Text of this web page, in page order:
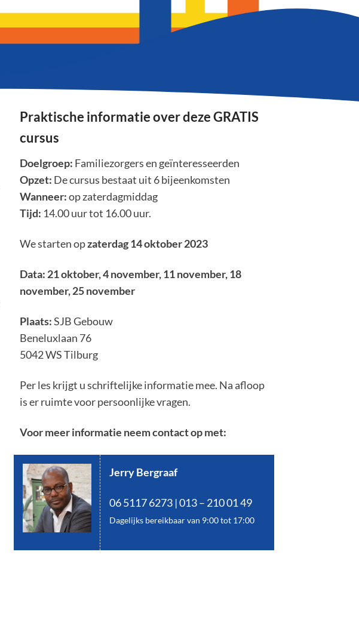
Praktische informatie over deze GRATIS
cursus
Doelgroep: Familiezorgers en geïnteresseerden
Opzet: De cursus bestaat uit 6 bijeenkomsten
Wanneer:op zaterdagmiddag
Tijd: 14.00 uur tot 16.00 uur.
We starten opzaterdag 14 oktober 2023
Data: 21 oktober, 4 november, 11 november, 18
november, 25 november
Plaats:SJB Gebouw
Beneluxlaan 76
5042 WS Tilburg
Per les krijgt u schriftelijke informatie mee. Na afloop
is er ruimte voor persoonlijke vragen.
Voor meer informatie neem contact op met:
Jerry Bergraaf
06 5117 6273 | 013 – 210 01 49
Dagelijks bereikbaar van 9:00 tot 17:00